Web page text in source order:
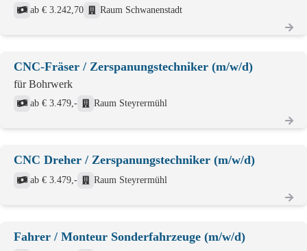
ab € 3.242,70 Raum Schwanenstadt
CNC-Fräser / Zerspanungstechniker (m/w/d)
für Bohrwerk
ab € 3.479,- Raum Steyrermühl
CNC Dreher / Zerspanungstechniker (m/w/d)
ab € 3.479,- Raum Steyrermühl
Fahrer / Monteur Sonderfahrzeuge (m/w/d)